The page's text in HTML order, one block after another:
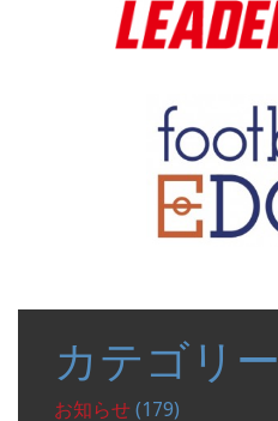
カテゴリー
お知らせ (179)